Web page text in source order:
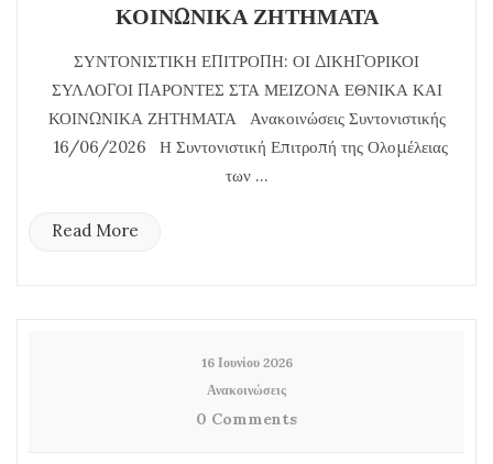
ΚΟΙΝΩΝΙΚΑ ΖΗΤΗΜΑΤΑ
ΣΥΝΤΟΝΙΣΤΙΚΗ ΕΠΙΤΡΟΠΗ: ΟΙ ΔΙΚΗΓΟΡΙΚΟΙ
ΣΥΛΛΟΓΟΙ ΠΑΡΟΝΤΕΣ ΣΤΑ ΜΕΙΖΟΝΑ ΕΘΝΙΚΑ ΚΑΙ
ΚΟΙΝΩΝΙΚΑ ΖΗΤΗΜΑΤΑ Ανακοινώσεις Συντονιστικής
16/06/2026 Η Συντονιστική Επιτροπή της Ολομέλειας
των ...
Read More
16 Ιουνίου 2026
Ανακοινώσεις
0 Comments